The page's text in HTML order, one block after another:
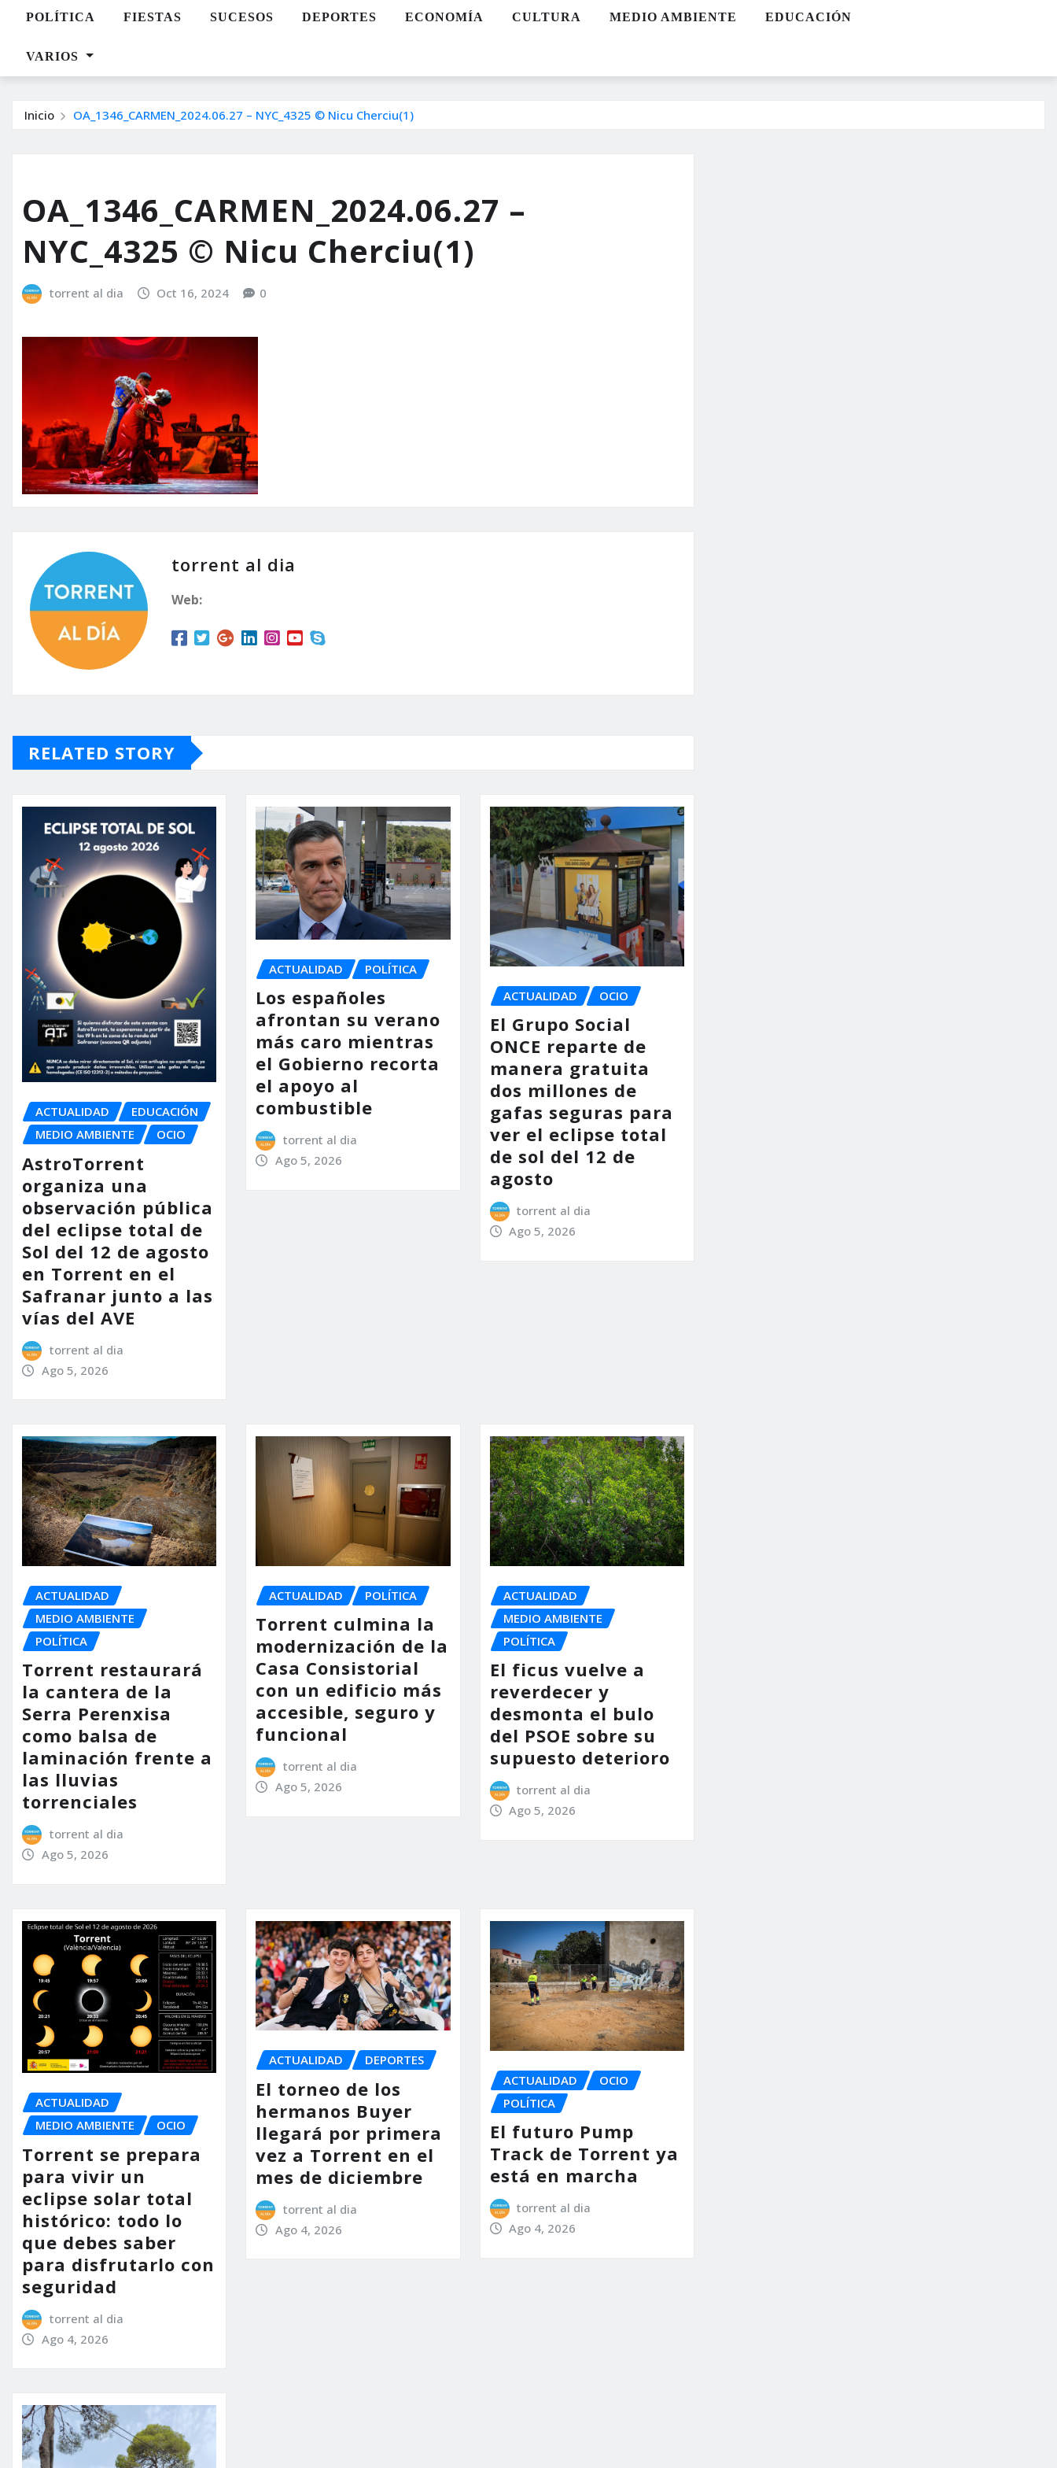
POLÍTICA FIESTAS SUCESOS DEPORTES ECONOMÍA CULTURA MEDIO AMBIENTE EDUCACIÓN
VARIOS
Inicio OA_1346_CARMEN_2024.06.27 – NYC_4325 © Nicu Cherciu(1)
OA_1346_CARMEN_2024.06.27 –
NYC_4325 © Nicu Cherciu(1)
torrent al dia Oct 16, 2024 0
torrent al dia
Web:
RELATED STORY
ACTUALIDAD
EDUCACIÓN
MEDIO AMBIENTE
OCIO
AstroTorrent
organiza una
observación pública
del eclipse total de
Sol del 12 de agosto
en Torrent en el
Safranar junto a las
vías del AVE
torrent al dia
Ago 5, 2026
ACTUALIDAD POLÍTICA
Los españoles
afrontan su verano
más caro mientras
el Gobierno recorta
el apoyo al
combustible
torrent al dia
Ago 5, 2026
ACTUALIDAD OCIO
El Grupo Social
ONCE reparte de
manera gratuita
dos millones de
gafas seguras para
ver el eclipse total
de sol del 12 de
agosto
torrent al dia
Ago 5, 2026
ACTUALIDAD
MEDIO AMBIENTE
POLÍTICA
Torrent restaurará
la cantera de la
Serra Perenxisa
como balsa de
laminación frente a
las lluvias
torrenciales
torrent al dia
Ago 5, 2026
ACTUALIDAD POLÍTICA
Torrent culmina la
modernización de la
Casa Consistorial
con un edificio más
accesible, seguro y
funcional
torrent al dia
Ago 5, 2026
ACTUALIDAD
MEDIO AMBIENTE
POLÍTICA
El ficus vuelve a
reverdecer y
desmonta el bulo
del PSOE sobre su
supuesto deterioro
torrent al dia
Ago 5, 2026
ACTUALIDAD
MEDIO AMBIENTE
OCIO
Torrent se prepara
para vivir un
eclipse solar total
histórico: todo lo
que debes saber
para disfrutarlo con
seguridad
torrent al dia
Ago 4, 2026
ACTUALIDAD DEPORTES
El torneo de los
hermanos Buyer
llegará por primera
vez a Torrent en el
mes de diciembre
torrent al dia
Ago 4, 2026
ACTUALIDAD
OCIO
POLÍTICA
El futuro Pump
Track de Torrent ya
está en marcha
torrent al dia
Ago 4, 2026